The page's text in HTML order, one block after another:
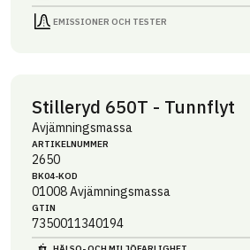
EMISSIONER OCH TESTER
Stilleryd 650T - Tunnflyt
Avjämningsmassa
ARTIKEL­NUMMER
2650
BK04-KOD
01008Avjämningsmassa
GTIN
7350011340194